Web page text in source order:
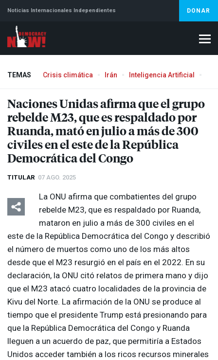
Noticias Internacionales Independientes DONAR
TEMAS Crisis climática Irán Inteligencia Artificial
Naciones Unidas afirma que el grupo
rebelde M23, que es respaldado por
Ruanda, mató en julio a más de 300
civiles en el este de la República
Democrática del Congo
TITULAR 07 AGO. 2025
La ONU afirma que combatientes del grupo
rebelde M23, que es respaldado por Ruanda,
mataron en julio a más de 300 civiles en el
este de la República Democrática del Congo y describió
el número de muertos como uno de los más altos
desde que el M23 resurgió en el país en el 2022. En su
declaración, la ONU citó relatos de primera mano y dijo
que el M23 atacó cuatro localidades de la provincia de
Kivu del Norte. La afirmación de la ONU se produce al
tiempo que el presidente Trump está presionando para
que la República Democrática del Congo y Ruanda
lleguen a un acuerdo de paz, que permitiría a Estados
Unidos acceder también a los ricos recursos minerales